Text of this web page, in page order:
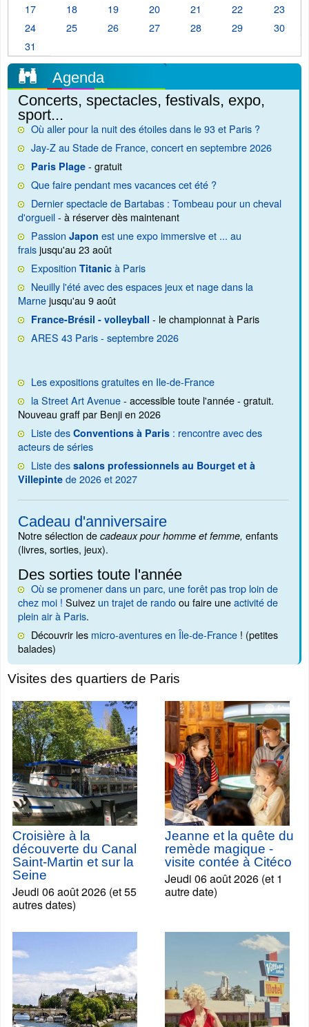
17
18 19 20 21 22
23
24
25 26 27 28 29
30
31
Agenda
Concerts, spectacles, festivals, expo,
sport...
Où aller pour la nuit des étoiles dans le 93 et Paris ?
Jay-Z au Stade de France, concert en septembre 2026
Paris Plage - gratuit
Que faire pendant mes vacances cet été ?
Dernier spectacle de Bartabas : Tombeau pour un cheval
d'orgueil- à réserver dès maintenant
Passion Japon est une expo immersive et ... au
fraisjusqu'au 23 août
Exposition Titanic à Paris
Neuilly l'été avec des espaces jeux et nage dans la
Marnejusqu'au 9 août
France-Brésil - volleyball - le championnat à Paris
ARES 43 Paris - septembre 2026
Les expositions gratuites en Ile-de-France
la Street Art Avenue- accessible toute l'année - gratuit.
Nouveau graff par Benji en 2026
Liste des Conventions à Paris : rencontre avec des
acteurs de séries
Liste des salons professionnels au Bourget et à
Villepinte de 2026 et 2027
Cadeau d'anniversaire
Notre sélection de cadeaux pour homme et femme, enfants
(livres, sorties, jeux).
Des sorties toute l'année
Où se promener dans un parc, une forêt pas trop loin de
chez moi ! Suivez un trajet de randoou faire uneactivité de
plein air à Paris.
Découvrir les micro-aventures en Île-de-France ! (petites
balades)
Visites des quartiers de Paris
Croisière à la
découverte du Canal
Saint-Martin et sur la
Seine
Jeudi 06 août 2026 (et 55
autres dates)
Jeanne et la quête du
remède magique -
visite contée à Citéco
Jeudi 06 août 2026 (et 1
autre date)